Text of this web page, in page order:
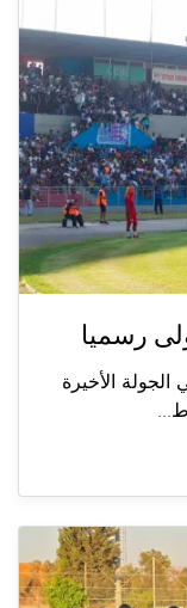
رسميا
على السلام زغرتا 1-0، في الجولة الأخيرة